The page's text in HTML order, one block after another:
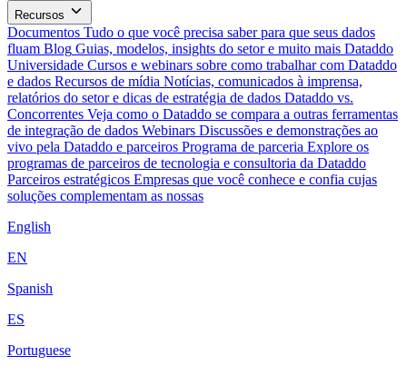
Recursos
Documentos Tudo o que você precisa saber para que seus dados
fluam Blog Guias, modelos, insights do setor e muito mais Dataddo
Universidade Cursos e webinars sobre como trabalhar com Dataddo
e dados Recursos de mídia Notícias, comunicados à imprensa,
relatórios do setor e dicas de estratégia de dados Dataddo vs.
Concorrentes Veja como o Dataddo se compara a outras ferramentas
de integração de dados Webinars Discussões e demonstrações ao
vivo pela Dataddo e parceiros Programa de parceria Explore os
programas de parceiros de tecnologia e consultoria da Dataddo
Parceiros estratégicos Empresas que você conhece e confia cujas
soluções complementam as nossas
English
EN
Spanish
ES
Portuguese